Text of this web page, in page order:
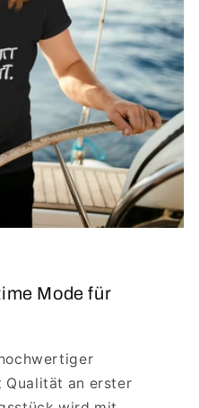
Mode für
Qualität an erster